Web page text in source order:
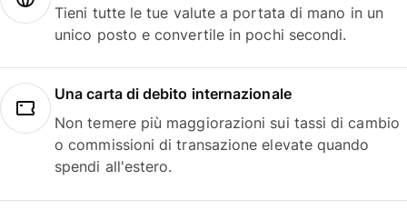
Tieni tutte le tue valute a portata di mano in un
unico posto e convertile in pochi secondi.
Una carta di debito internazionale
Non temere più maggiorazioni sui tassi di cambio
o commissioni di transazione elevate quando
spendi all'estero.